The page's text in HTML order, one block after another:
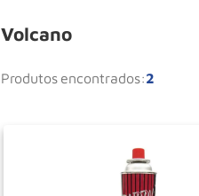
Volcano
2
Produtos8 º Roda